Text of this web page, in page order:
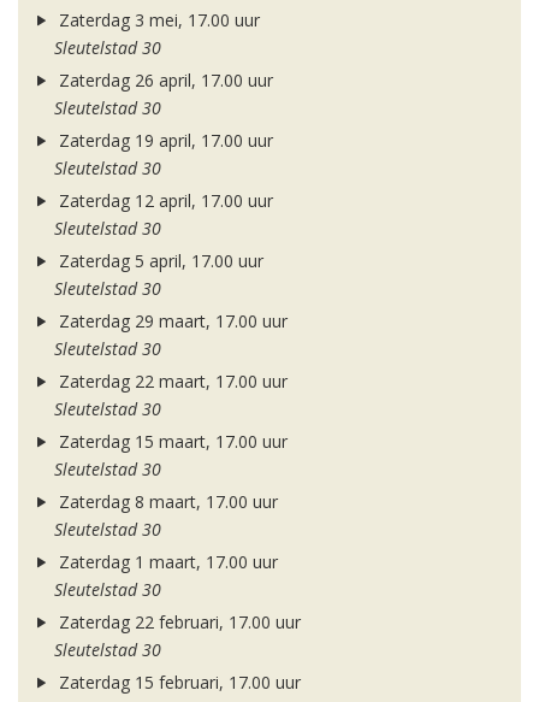
Zaterdag 3 mei, 17.00 uur
Sleutelstad 30
Zaterdag 26 april, 17.00 uur
Sleutelstad 30
Zaterdag 19 april, 17.00 uur
Sleutelstad 30
Zaterdag 12 april, 17.00 uur
Sleutelstad 30
Zaterdag 5 april, 17.00 uur
Sleutelstad 30
Zaterdag 29 maart, 17.00 uur
Sleutelstad 30
Zaterdag 22 maart, 17.00 uur
Sleutelstad 30
Zaterdag 15 maart, 17.00 uur
Sleutelstad 30
Zaterdag 8 maart, 17.00 uur
Sleutelstad 30
Zaterdag 1 maart, 17.00 uur
Sleutelstad 30
Zaterdag 22 februari, 17.00 uur
Sleutelstad 30
Zaterdag 15 februari, 17.00 uur